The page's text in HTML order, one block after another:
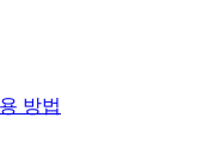
방법